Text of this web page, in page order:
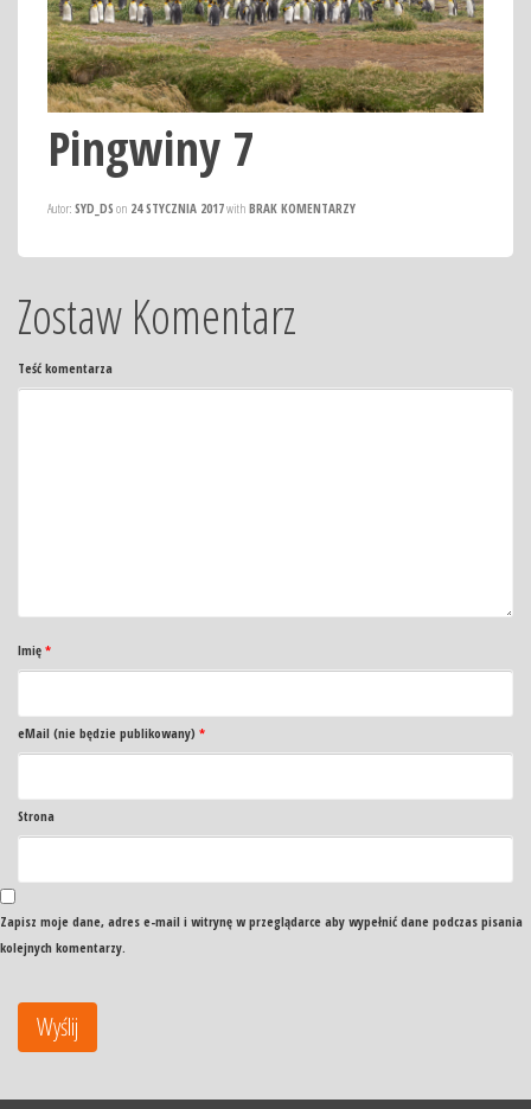
Pingwiny 7
Autor: SYD_DS on 24 STYCZNIA 2017with BRAK KOMENTARZY
Zostaw Komentarz
Teść komentarza
Imię *
eMail (nie będzie publikowany) *
Strona
Zapisz moje dane, adres e-mail i witrynę w przeglądarce aby wypełnić dane podczas pisania
kolejnych komentarzy.